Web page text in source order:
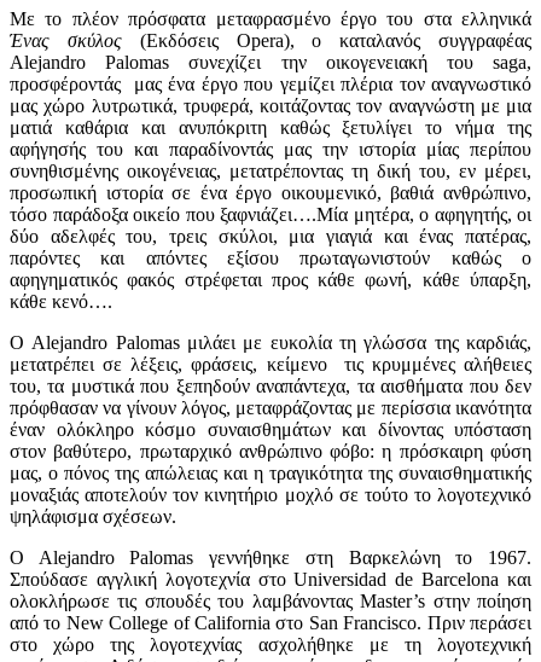
Με το πλέον πρόσφατα μεταφρασμένο έργο του στα ελληνικά
Ένας σκύλος (Εκδόσεις Opera), ο καταλανός συγγραφέας
Alejandro Palomas συνεχίζει την οικογενειακή του saga,
προσφέροντάς μας ένα έργο που γεμίζει πλέρια τον αναγνωστικό
μας χώρο λυτρωτικά, τρυφερά, κοιτάζοντας τον αναγνώστη με μια
ματιά καθάρια και ανυπόκριτη καθώς ξετυλίγει το νήμα της
αφήγησής του και παραδίνοντάς μας την ιστορία μίας περίπου
συνηθισμένης οικογένειας, μετατρέποντας τη δική του, εν μέρει,
προσωπική ιστορία σε ένα έργο οικουμενικό, βαθιά ανθρώπινο,
τόσο παράδοξα οικείο που ξαφνιάζει….Μία μητέρα, ο αφηγητής, οι
δύο αδελφές του, τρεις σκύλοι, μια γιαγιά και ένας πατέρας,
παρόντες και απόντες εξίσου πρωταγωνιστούν καθώς ο
αφηγηματικός φακός στρέφεται προς κάθε φωνή, κάθε ύπαρξη,
κάθε κενό….
Ο Alejandro Palomas μιλάει με ευκολία τη γλώσσα της καρδιάς,
μετατρέπει σε λέξεις, φράσεις, κείμενο τις κρυμμένες αλήθειες
του, τα μυστικά που ξεπηδούν αναπάντεχα, τα αισθήματα που δεν
πρόφθασαν να γίνουν λόγος, μεταφράζοντας με περίσσια ικανότητα
έναν ολόκληρο κόσμο συναισθημάτων και δίνοντας υπόσταση
στον βαθύτερο, πρωταρχικό ανθρώπινο φόβο: η πρόσκαιρη φύση
μας, ο πόνος της απώλειας και η τραγικότητα της συναισθηματικής
μοναξιάς αποτελούν τον κινητήριο μοχλό σε τούτο το λογοτεχνικό
ψηλάφισμα σχέσεων.
O Alejandro Palomas γεννήθηκε στη Βαρκελώνη το 1967.
Σπούδασε αγγλική λογοτεχνία στο Universidad de Barcelona και
ολοκλήρωσε τις σπουδές του λαμβάνοντας Master’s στην ποίηση
από το New College of California στο San Francisco. Πριν περάσει
στο χώρο της λογοτεχνίας ασχολήθηκε με τη λογοτεχνική